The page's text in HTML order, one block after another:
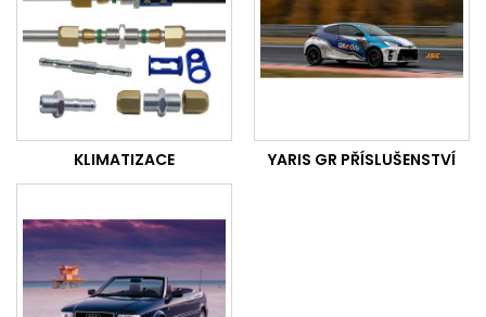
KLIMATIZACE YARIS GR PŘÍSLUŠENSTVÍ